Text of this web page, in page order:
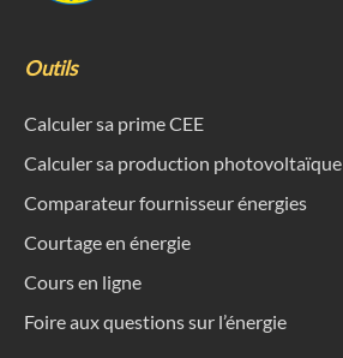
Outils
Calculer sa prime CEE
Calculer sa production photovoltaïque
Comparateur fournisseur énergies
Courtage en énergie
Cours en ligne
Foire aux questions sur l’énergie